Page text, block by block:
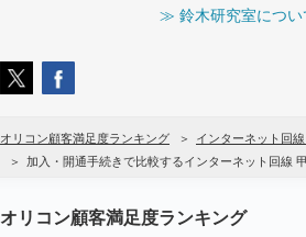
≫ 鈴木研究室につい
オリコン顧客満足度ランキング インターネット回
加入・開通手続きで比較するインターネット回線
オリコン顧客満足度ランキング